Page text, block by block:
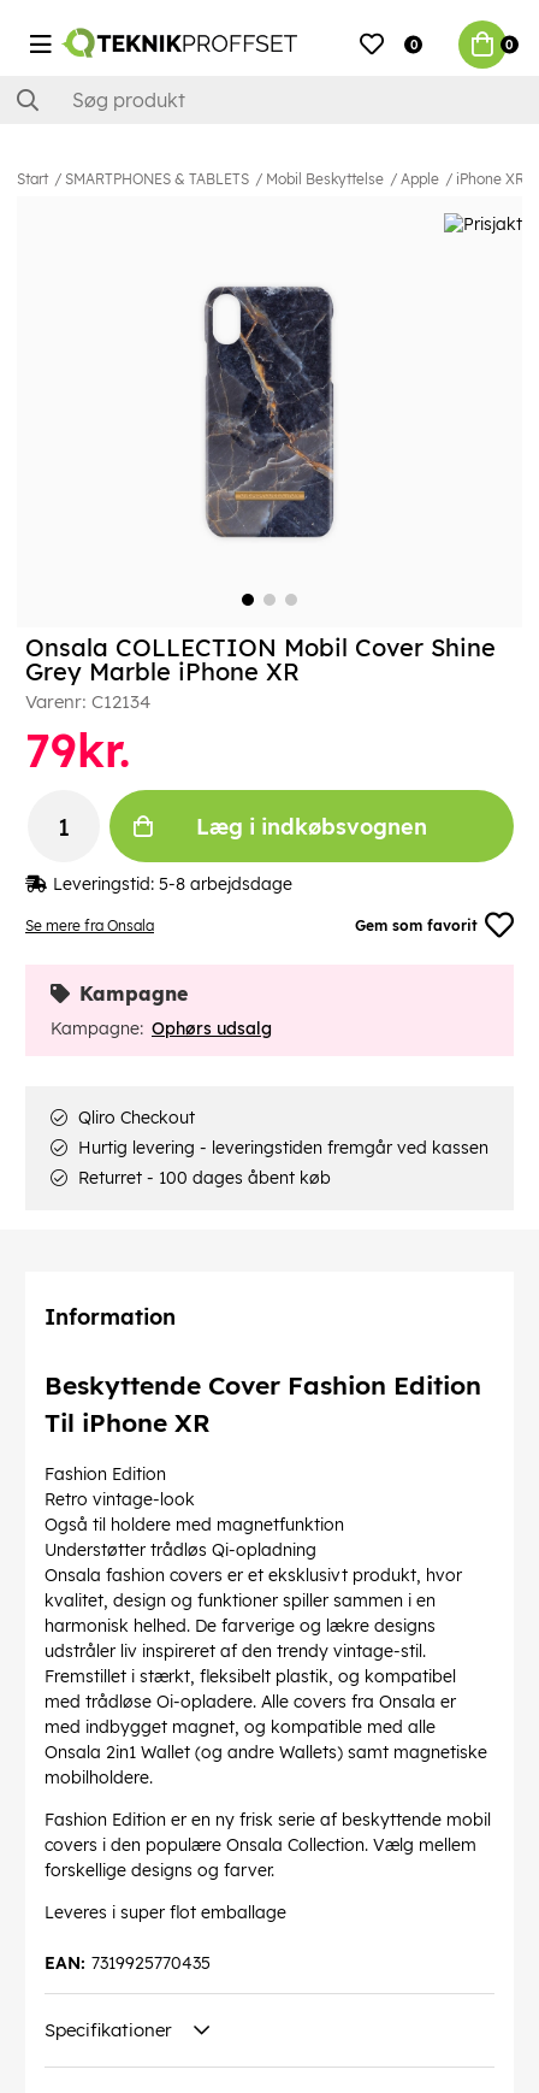
0 0
Start SMARTPHONES & TABLETS Mobil Beskyttelse Apple iPhone XR
Se mere fra Onsala Gem som favorit
Onsala COLLECTION Mobil Cover Shine
Grey Marble iPhone XR
Varenr: C12134
79kr.
Læg i indkøbsvognen
Leveringstid: 5-8 arbejdsdage
Kampagne
Kampagne: Ophørs udsalg
Qliro Checkout
Hurtig levering - leveringstiden fremgår ved kassen
Returret - 100 dages åbent køb
Information
Beskyttende Cover Fashion Edition
Til iPhone XR
Fashion Edition
Retro vintage-look
Også til holdere med magnetfunktion
Understøtter trådløs Qi-opladning
Onsala fashion covers er et eksklusivt produkt, hvor
kvalitet, design og funktioner spiller sammen i en
harmonisk helhed. De farverige og lækre designs
udstråler liv inspireret af den trendy vintage-stil.
Fremstillet i stærkt, fleksibelt plastik, og kompatibel
med trådløse Oi-opladere. Alle covers fra Onsala er
med indbygget magnet, og kompatible med alle
Onsala 2in1 Wallet (og andre Wallets) samt magnetiske
mobilholdere.
Fashion Edition er en ny frisk serie af beskyttende mobil
covers i den populære Onsala Collection. Vælg mellem
forskellige designs og farver.
Leveres i super flot emballage
7319925770435
EAN:
Specifikationer